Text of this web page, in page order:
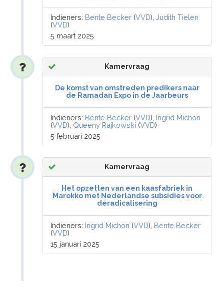
Indieners: Bente Becker (VVD),Judith Tielen
(VVD)
5 maart 2025
Kamervraag
De komst van omstreden predikers naar
de Ramadan Expo in de Jaarbeurs
Indieners: Bente Becker (VVD), Ingrid Michon
(VVD), Queeny Rajkowski (VVD)
5 februari 2025
Kamervraag
Het opzetten van een kaasfabriek in
Marokko met Nederlandse subsidies voor
deradicalisering
Indieners: Ingrid Michon (VVD), Bente Becker
(VVD)
15 januari 2025